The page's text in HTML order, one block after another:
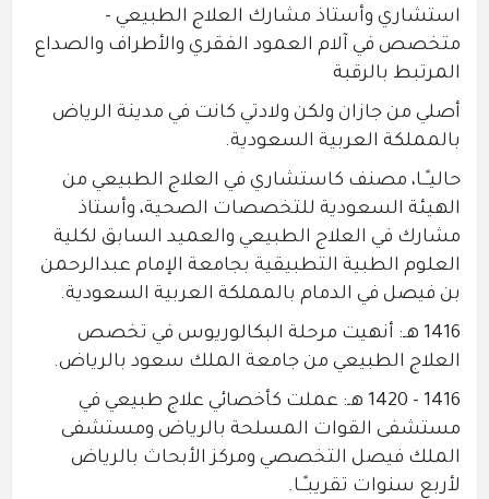
‏‏استشاري وأستاذ مشارك العلاج الطبيعي -
متخصص في آلام العمود الفقري والأطراف والصداع
المرتبط بالرقبة
أصلي من جازان ولكن ولادتي كانت في مدينة الرياض
بالمملكة العربية السعودية.
حاليـًـا، مصنف كاستشاري في العلاج الطبيعي من
الهيئة السعودية للتخصصات الصحية، وأستاذ
مشارك في العلاج الطبيعي والعميد السابق لكلية
العلوم الطبية التطبيقية بجامعة الإمام عبدالرحمن
بن فيصل في الدمام بالمملكة العربية السعودية.
1416 هـ: أنهيت مرحلة البكالوريوس في تخصص
العلاج الطبيعي من جامعة الملك سعود بالرياض.
1416 – 1420 هـ: عملت كأخصائي علاج طبيعي في
مستشفى القوات المسلحة بالرياض ومستشفى
الملك فيصل التخصصي ومركز الأبحاث بالرياض
لأربع سنوات تقريبـًـا.